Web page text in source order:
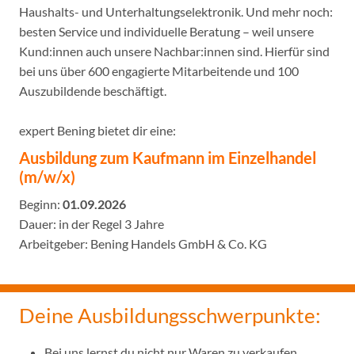
Haushalts- und Unterhaltungselektronik. Und mehr noch:
besten Service und individuelle Beratung – weil unsere
Kund:innen auch unsere Nachbar:innen sind. Hierfür sind
bei uns über 600 engagierte Mitarbeitende und 100
Auszubildende beschäftigt.
expert Bening bietet dir eine:
Ausbildung zum Kaufmann im Einzelhandel
(m/w/x)
Beginn: 01.09.2026
Dauer: in der Regel 3 Jahre
Arbeitgeber: Bening Handels GmbH & Co. KG
Deine Ausbildungsschwerpunkte: